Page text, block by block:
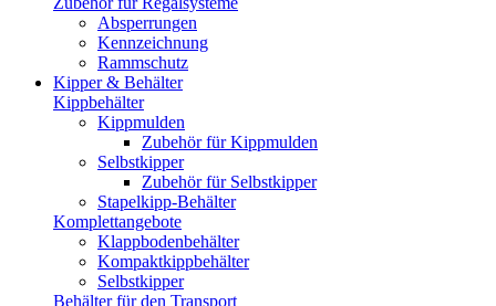
Absperrungen
Kennzeichnung
Rammschutz
Kipper & Behälter
Kippbehälter
Kippmulden
Zubehör für Kippmulden
Selbstkipper
Zubehör für Selbstkipper
Stapelkipp-Behälter
Komplettangebote
Klappbodenbehälter
Kompaktkippbehälter
Selbstkipper
Behälter für den Transport